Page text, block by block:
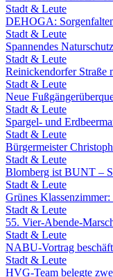
Stadt & Leute
DEHOGA:
Stadt & Leute
Spannendes
Stadt & Leute
Reinickendorfer Straße
Stadt & Leute
Neue
Stadt & Leute
Spargel- und
Stadt & Leute
Bürgermeister
Stadt & Leute
Blomberg ist BUNT –
Stadt & Leute
Grünes
Stadt & Leute
55. Vier-Abende-
Stadt & Leute
NABU-Vortrag
Stadt & Leute
HVG-Team belegte